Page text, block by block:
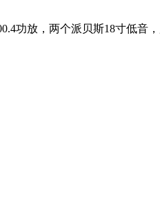
功放，两个派贝斯18寸低音